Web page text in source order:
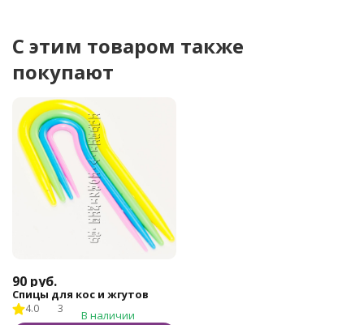
C этим товаром также
покупают
90 руб.
Спицы для кос и жгутов
4.0 3 В наличии